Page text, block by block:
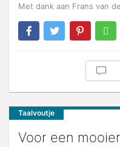
Met dank aan Frans van
Taalvoutje
Voor een